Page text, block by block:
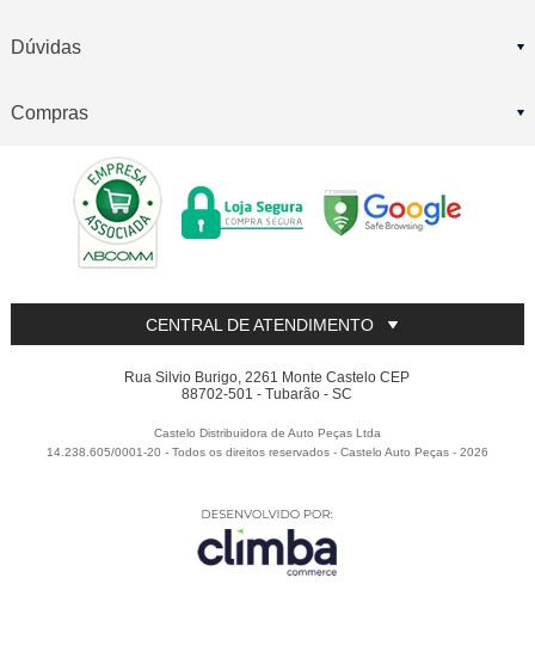
Dúvidas
Compras
CENTRAL DE ATENDIMENTO
Rua Silvio Burigo, 2261 Monte Castelo CEP
88702-501 - Tubarão - SC
Castelo Distribuidora de Auto Peças Ltda
14.238.605/0001-20 - Todos os direitos reservados -Castelo Auto Peças -2026